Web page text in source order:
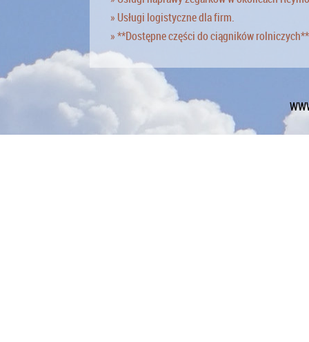
» Usługi logistyczne dla firm.
» **Dostępne części do ciągników rolniczych**